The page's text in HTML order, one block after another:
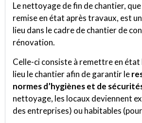
Le nettoyage de fin de chantier, que
remise en état après travaux, est
lieu dans le cadre de chantier de
rénovation.
Celle-ci consiste à remettre en état
lieu le chantier afin de garantir le
normes d’hygiènes et de
nettoyage, les locaux deviennent
des entreprises) ou habitables